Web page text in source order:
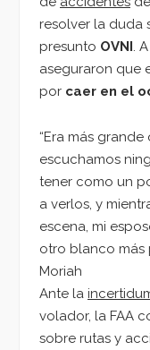
resolver la duda
presunto OVNI.
aseguraron que
por caer en el
“Era más
escuchamos
tener como un
a verlos, y
escena, mi
otro blanco más
Moriah
Ante la
volador, la FAA
sobre rutas y